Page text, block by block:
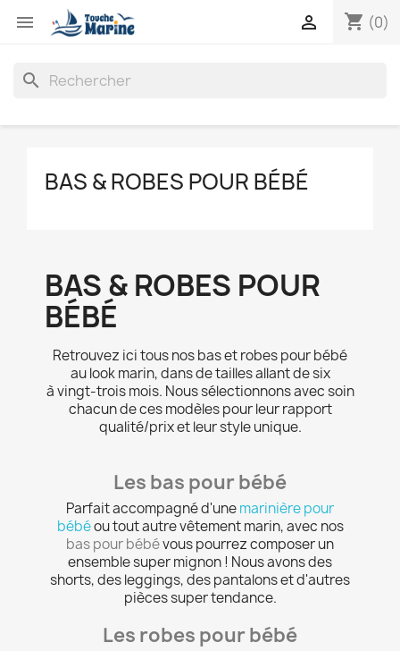
 shopping_cart (0)

search
BAS & ROBES POUR BÉBÉ
BAS & ROBES POUR
BÉBÉ
Retrouvez ici tous nos bas et robes pour bébé
au look marin, dans de tailles allant de six
à vingt-trois mois. Nous sélectionnons avec soin
chacun de ces modèles pour leur rapport
qualité/prix et leur style unique.
Les bas pour bébé
Parfait accompagné d'unemarinière pour
bébéou tout autre vêtement marin, avec nos
bas pour bébévous pourrez composer un
ensemble super mignon ! Nous avons des
shorts, des leggings, des pantalons et d'autres
pièces super tendance.
Les robes pour bébé